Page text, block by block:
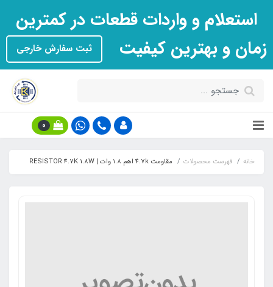
استعلام و واردات قطعات در کمترین
زمان و بهترین کیفیت
ثبت سفارش خارجی
0
خانه فهرست محصولات مقاومت 4.7k اهم ۱.۸ وات | RESISTOR 4.7K 1.8W